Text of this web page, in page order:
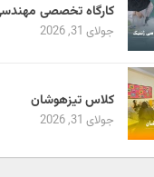
کارگاه تخصصی
جولای 31, 2026
کلاس تیزهوشان
جولای 31, 2026